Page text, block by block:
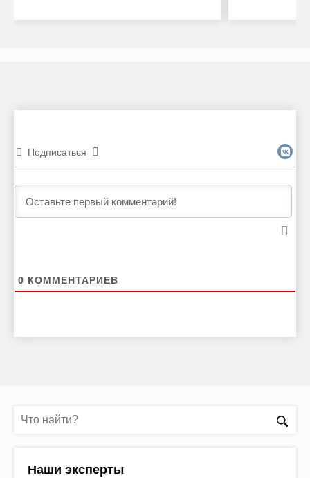
Подписаться
0 КОММЕНТАРИЕВ
Наши эксперты